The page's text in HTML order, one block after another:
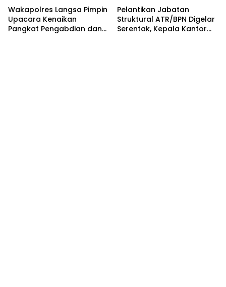
Wakapolres Langsa Pimpin
Upacara Kenaikan
Pangkat Pengabdian dan
Pelantikan Jabatan
Struktural ATR/BPN Digelar
Serentak, Kepala Kantor